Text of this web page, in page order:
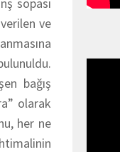
ve
bağış
olarak
her ne